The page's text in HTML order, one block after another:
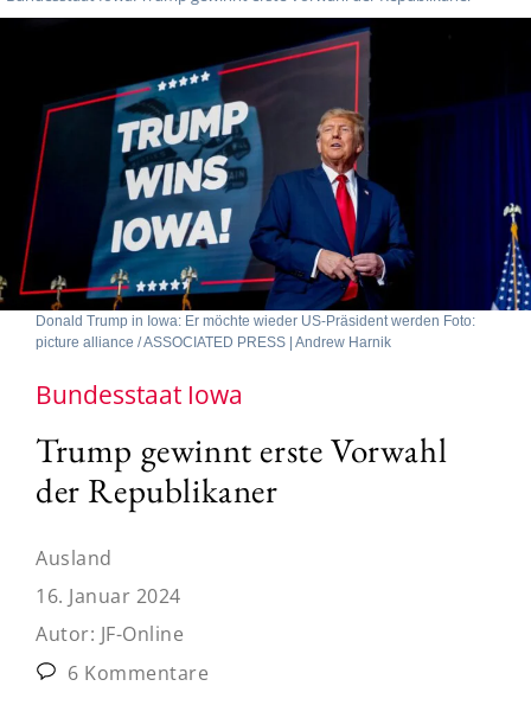
Donald Trump in Iowa: Er möchte wieder US-Präsident werden Foto:
picture alliance / ASSOCIATED PRESS | Andrew Harnik
Bundesstaat Iowa
Trump gewinnt erste Vorwahl
der Republikaner
Ausland
16. Januar 2024
Autor: JF-Online
6 Kommentare